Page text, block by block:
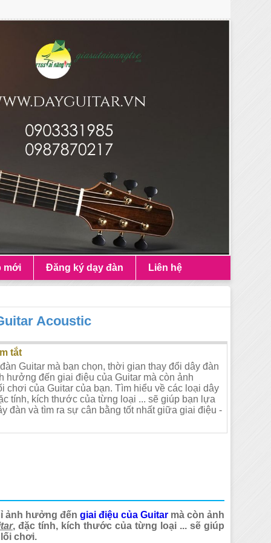
mới Đăng ký dạy đàn Liên hệ
Acoustic
tắt
Guitar mà bạn chọn, thời gian thay đổi dây đàn
hưởng đến giai điệu của Guitar mà còn ảnh
chơi của Guitar của bạn. Tìm hiểu về các loại dây
tính, kích thước của từng loại ... sẽ giúp bạn lựa
đàn và tìm ra sự cân bằng tốt nhất giữa giai điệu -
ảnh hưởng đếngiai điệu của Guitar mà còn ảnh
, đặc tính, kích thước của từng loại ... sẽ giúp
chơi.